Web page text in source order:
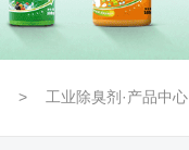
工业除臭剂·产品中心